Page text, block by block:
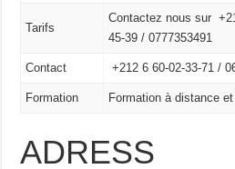
Tarifs
Contactez nous sur
45-39 / 0777353491
Contact +212 6 60-02-33-71 /
Formation Formation à distance
ADRESS